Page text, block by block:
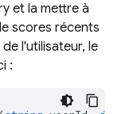
et la mettre à
scores récents
l'utilisateur, le
: